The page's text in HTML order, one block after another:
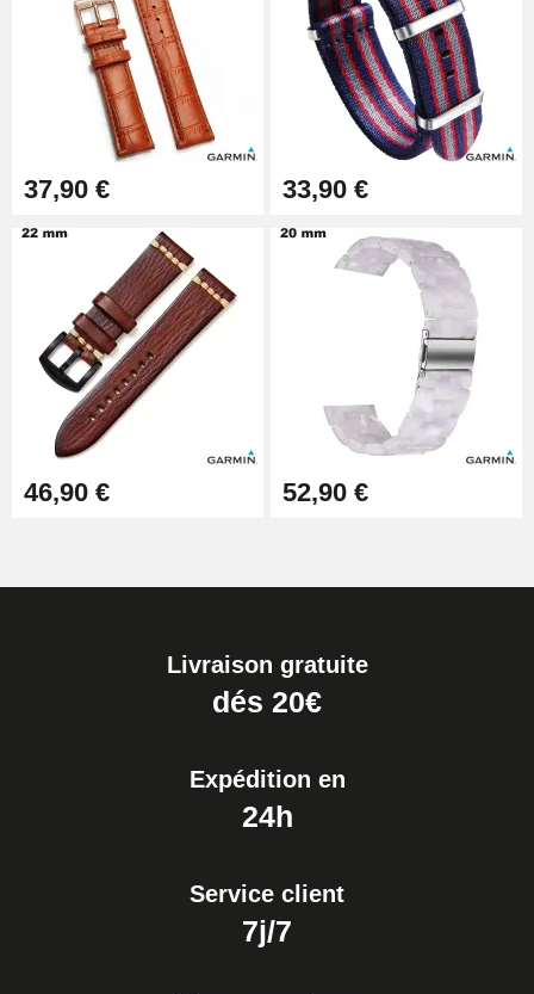
Extracteur de Bracelet de
Montre Facile
17,90 €
37,90 € 33,90 €
46,90 € 52,90 €
Livraison gratuite
dés 20€
Expédition en
24h
Service client
7j/7